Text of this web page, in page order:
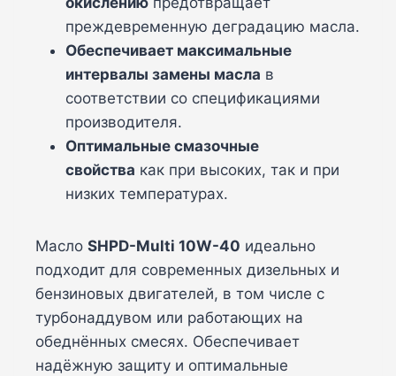
преждевременную деградацию масла.
Обеспечивает максимальные
интервалы замены масла в
соответствии со спецификациями
производителя.
Оптимальные смазочные
свойства как при высоких, так и при
низких температурах.
Масло SHPD-Multi 10W-40 идеально
подходит для современных дизельных и
бензиновых двигателей, в том числе с
турбонаддувом или работающих на
обеднённых смесях. Обеспечивает
надёжную защиту и оптимальные